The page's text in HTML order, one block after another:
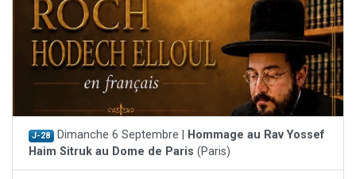
J-28 Dimanche 6 Septembre |
Hommage au Rav Yossef
Haim Sitruk au Dome de Paris (Paris)